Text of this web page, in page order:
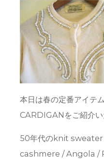
本日は春の定番アイテ
CARDIGANをご紹介い
50年代のknit sweater
cashmere / Angola /